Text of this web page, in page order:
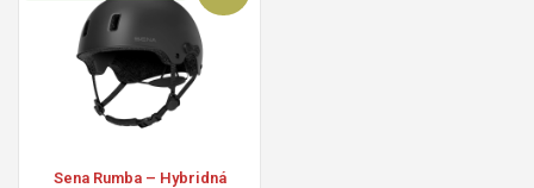
Sena Rumba – Hybridná